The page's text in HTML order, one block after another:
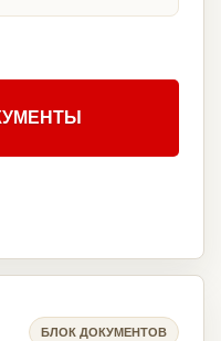
БЛОК ДОКУМЕНТОВ